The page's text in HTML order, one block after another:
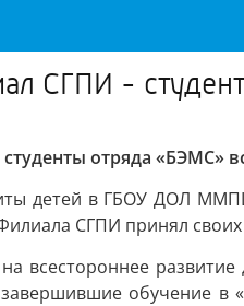
СГПИ -
студенты отряда
детей в ГБОУ ДОЛ ММПЦ
СГПИ принял
всестороннее
обучение в